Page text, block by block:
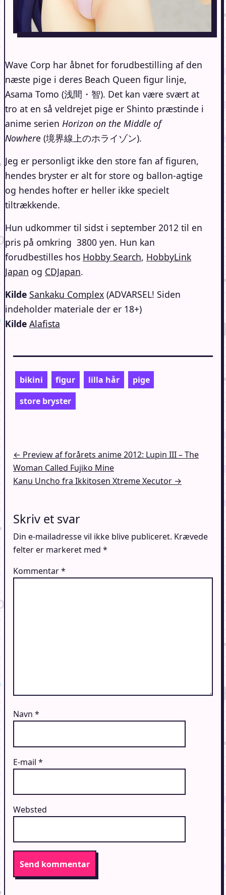
Wave Corp har åbnet for forudbestilling af den
næste pige i deres Beach Queen figur linje,
Asama Tomo (浅間・智). Det kan være svært at
tro at en så veldrejet pige er Shinto præstinde i
anime serien Horizon on the Middle of
Nowhere (境界線上のホライゾン).
Jeg er personligt ikke den store fan af figuren,
hendes bryster er alt for store og ballon-agtige
og hendes hofter er heller ikke specielt
tiltrækkende.
Hun udkommer til sidst i september 2012 til en
pris på omkring 3800 yen. Hun kan
forudbestilles hos Hobby Search, HobbyLink
Japan og CDJapan.
Kilde Sankaku Complex (ADVARSEL! Siden
indeholder materiale der er 18+)
Kilde Alafista
bikini figur lilla hår
pige
store bryster
Indlægsnavigation
← Preview af forårets anime 2012: Lupin III – The
Woman Called Fujiko Mine
Kanu Uncho fra Ikkitosen Xtreme Xecutor →
Skriv et svar
Din e-mailadresse vil ikke blive publiceret. Krævede
felter er markeret med *
Kommentar*
Navn *
E-mail *
Websted